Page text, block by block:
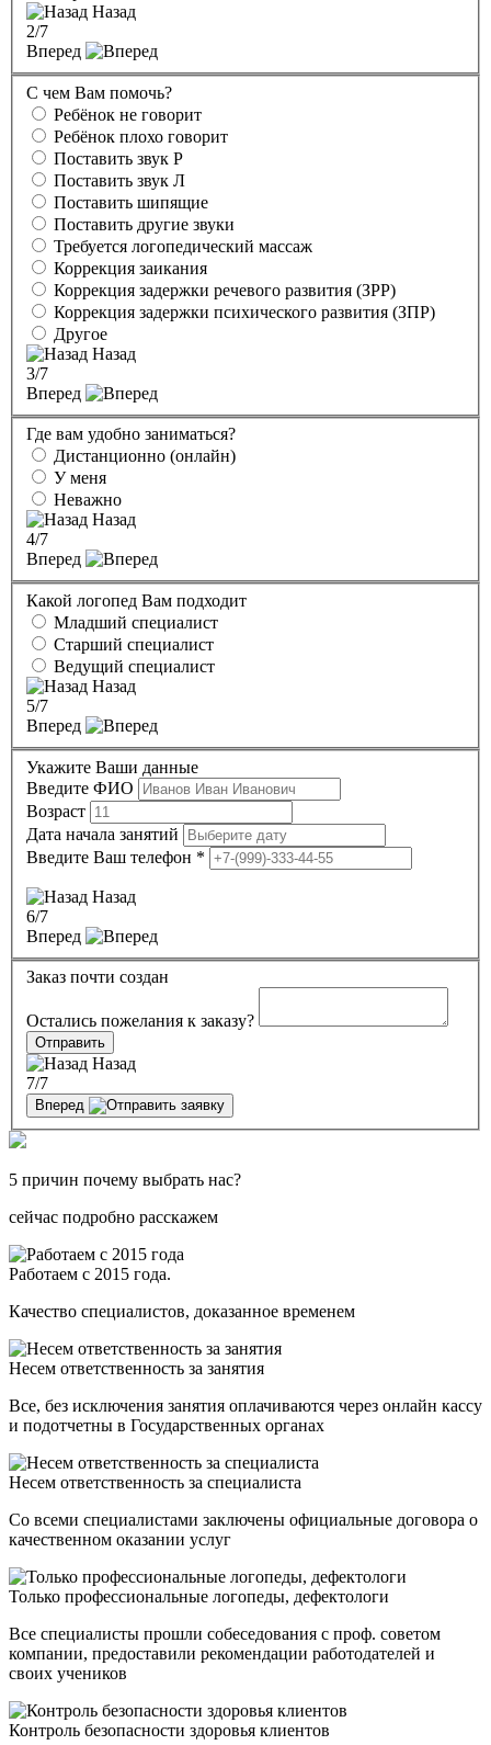
Назад
2/7
Вперед
С чем Вам помочь?
Ребёнок не говорит
Ребёнок плохо говорит
Поставить звук Р
Поставить звук Л
Поставить шипящие
Поставить другие звуки
Требуется логопедический массаж
Коррекция заикания
Коррекция задержки речевого развития (ЗРР)
Коррекция задержки психического развития (ЗПР)
Другое
Назад
3/7
Вперед
Где вам удобно заниматься?
Дистанционно (онлайн)
У меня
Неважно
Назад
4/7
Вперед
Какой логопед Вам подходит
Младший специалист
Старший специалист
Ведущий специалист
Назад
5/7
Вперед
Укажите Ваши данные
Введите ФИО
Возраст
Дата начала занятий
Введите Ваш телефон *
Назад
6/7
Вперед
Заказ почти создан
Остались пожелания к заказу?
Отправить
Назад
7/7
Вперед
5 причин почему выбрать нас?
сейчас подробно расскажем
Работаем с 2015 года.
Качество специалистов, доказанное временем
Несем ответственность за занятия
Все, без исключения занятия оплачиваются через онлайн кассу
и подотчетны в Государственных органах
Несем ответственность за специалиста
Со всеми специалистами заключены официальные договора о
качественном оказании услуг
Только профессиональные логопеды, дефектологи
Все специалисты прошли собеседования с проф. советом
компании, предоставили рекомендации работодателей и
своих учеников
Контроль безопасности здоровья клиентов